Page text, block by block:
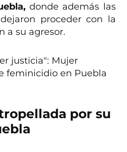
donde además las
proceder con la
a su agresor.
por su